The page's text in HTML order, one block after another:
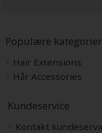
Populære
Hair Extensions
Hår Accessories
Kundeservice
Kontakt